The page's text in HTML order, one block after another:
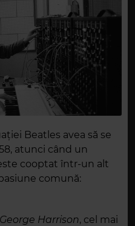
Beatles avea să se
atunci când un
cooptat într-un alt
comună:
George Harrison, cel mai